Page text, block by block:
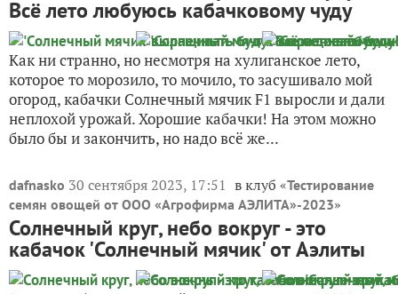
Всё лето любуюсь кабачковому чуду
Как ни странно, но несмотря на хулиганское лето,
которое то морозило, то мочило, то засушивало мой
огород, кабачки Солнечный мячик F1 выросли и дали
неплохой урожай. Хорошие кабачки! На этом можно
было бы и закончить, но надо всё же...
dafnasko 30 сентября 2023, 17:51 в клуб «Тестирование
семян овощей от ООО «Агрофирма АЭЛИТА»-2023»
Солнечный круг, небо вокруг - это
кабачок 'Солнечный мячик' от Аэлиты